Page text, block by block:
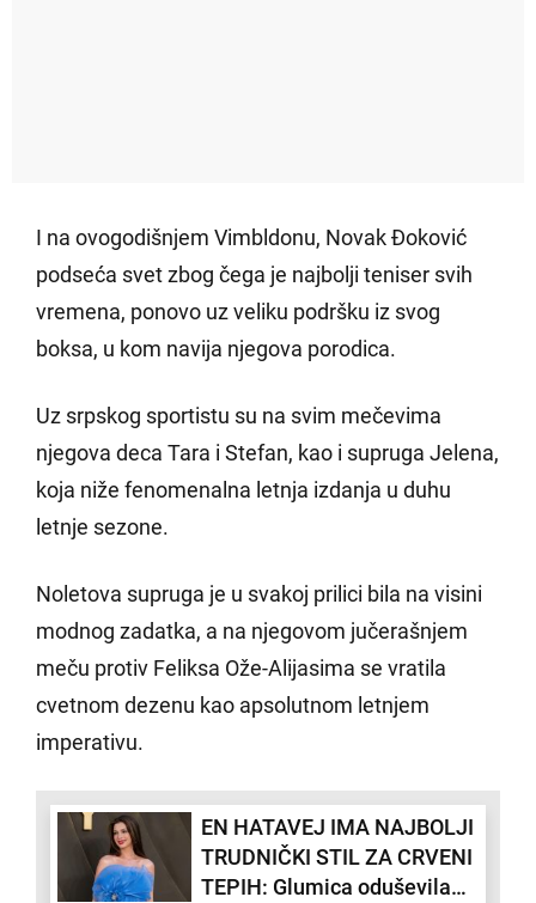
I na ovogodišnjem Vimbldonu, Novak Đoković
podseća svet zbog čega je najbolji teniser svih
vremena, ponovo uz veliku podršku iz svog
boksa, u kom navija njegova porodica.
Uz srpskog sportistu su na svim mečevima
njegova deca Tara i Stefan, kao i supruga Jelena,
koja niže fenomenalna letnja izdanja u duhu
letnje sezone.
Noletova supruga je u svakoj prilici bila na visini
modnog zadatka, a na njegovom jučerašnjem
meču protiv Feliksa Ože-Alijasima se vratila
cvetnom dezenu kao apsolutnom letnjem
imperativu.
EN HATAVEJ IMA NAJBOLJI
TRUDNIČKI STIL ZA CRVENI
TEPIH: Glumica oduševila